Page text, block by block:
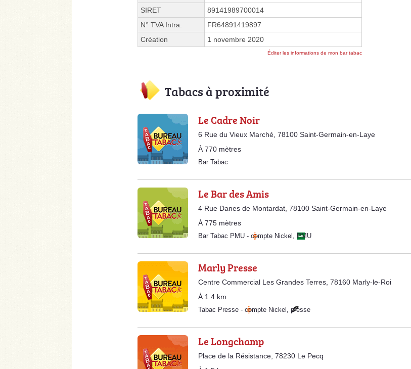
SIRET
89141989700014
N° TVA Intra.
FR64891419897
Création
1 novembre 2020
Éditer les informations de mon bar tabac
Tabacs à proximité
Le Cadre Noir
6 Rue du Vieux Marché, 78100 Saint-Germain-en-Laye
À 770 mètres
Bar Tabac
Le Bar des Amis
4 Rue Danes de Montardat, 78100 Saint-Germain-en-Laye
À 775 mètres
Bar Tabac PMU - compte Nickel PMU
Marly Presse
Centre Commercial Les Grandes Terres, 78160 Marly-le-Roi
À 1.4 km
Tabac Presse - compte Nickel presse
Le Longchamp
Place de la Résistance, 78230 Le Pecq